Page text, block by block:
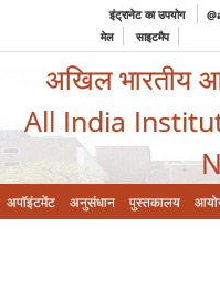
इंट्रानेट का उपयोग
मेल
साइटमैप
अखिल भारतीय
All India
अपॉइंटमेंट अनुसंधान पुस्तकालय